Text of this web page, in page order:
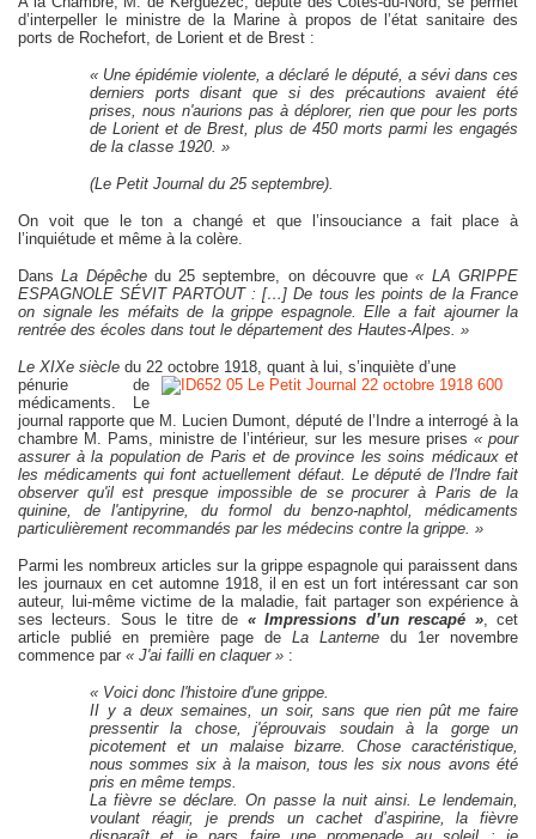
d’interpeller le ministre de la Marine à propos de l’état sanitaire des
ports de Rochefort, de Lorient et de Brest :
« Une épidémie violente, a déclaré le député, a sévi dans ces
derniers ports disant que si des précautions avaient été
prises, nous n'aurions pas à déplorer, rien que pour les ports
de Lorient et de Brest, plus de 450 morts parmi les engagés
de la classe 1920. »
(Le Petit Journal du 25 septembre).
On voit que le ton a changé et que l’insouciance a fait place à
l’inquiétude et même à la colère.
DansLa Dépêchedu 25 septembre, on découvre que« LA GRIPPE
ESPAGNOLE SÉVIT PARTOUT : […] De tous les points de la France
on signale les méfaits de la grippe espagnole. Elle a fait ajourner la
rentrée des écoles dans tout le département des Hautes-Alpes. »
Le XIXe siècle du 22 octobre 1918, quant à lui, s’inquiète d’une
pénurie de
médicaments. Le
journal rapporte que M. Lucien Dumont, député de l’Indre a interrogé à la
chambre M. Pams, ministre de l’intérieur, sur les mesure prises « pour
assurer à la population de Paris et de province les soins médicaux et
les médicaments qui font actuellement défaut. Le député de l'Indre fait
observer qu'il est presque impossible de se procurer à Paris de la
quinine, de l'antipyrine, du formol du benzo-naphtol, médicaments
particulièrement recommandés par les médecins contre la grippe. »
Parmi les nombreux articles sur la grippe espagnole qui paraissent dans
les journaux en cet automne 1918, il en est un fort intéressant car son
auteur, lui-même victime de la maladie, fait partager son expérience à
ses lecteurs. Sous le titre de « Impressions d’un rescapé », cet
article publié en première page de La Lanterne du 1er novembre
commence par « J'ai failli en claquer » :
« Voici donc l'histoire d'une grippe.
II y a deux semaines, un soir, sans que rien pût me faire
pressentir la chose, j'éprouvais soudain à la gorge un
picotement et un malaise bizarre. Chose caractéristique,
nous sommes six à la maison, tous les six nous avons été
pris en même temps.
La fièvre se déclare. On passe la nuit ainsi. Le lendemain,
voulant réagir, je prends un cachet d’aspirine, la fièvre